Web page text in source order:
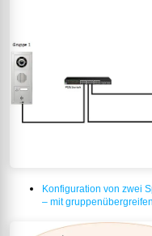
Konfiguration von zwei
– mit